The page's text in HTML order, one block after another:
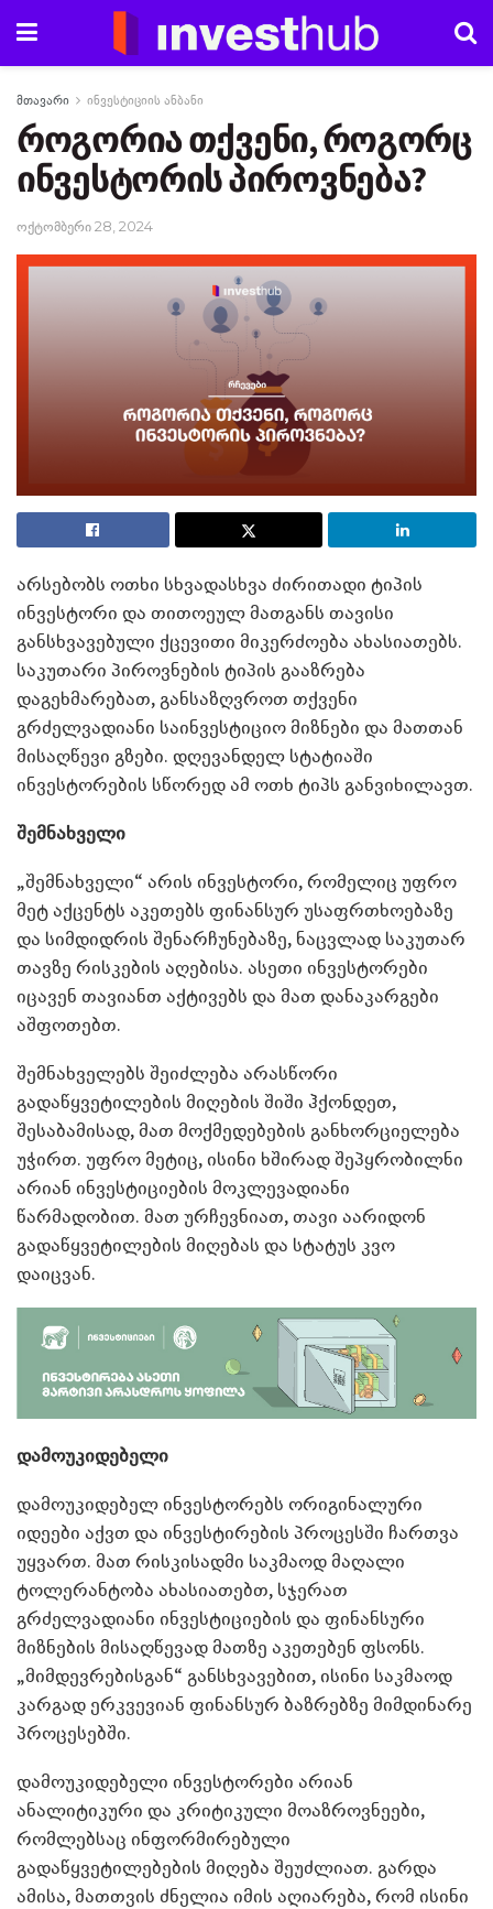
მთავარი ინვესტიციის ანბანი
როგორია თქვენი, როგორც
ინვესტორის პიროვნება?
ოქტომბერი 28, 2024
არსებობს ოთხი სხვადასხვა ძირითადი ტიპის
ინვესტორი და თითოეულ მათგანს თავისი
განსხვავებული ქცევითი მიკერძოება ახასიათებს.
საკუთარი პიროვნების ტიპის გააზრება
დაგეხმარებათ, განსაზღვროთ თქვენი
გრძელვადიანი საინვესტიციო მიზნები და მათთან
მისაღწევი გზები. დღევანდელ სტატიაში
ინვესტორების სწორედ ამ ოთხ ტიპს განვიხილავთ.
შემნახველი
„შემნახველი“ არის ინვესტორი, რომელიც უფრო
მეტ აქცენტს აკეთებს ფინანსურ უსაფრთხოებაზე
და სიმდიდრის შენარჩუნებაზე, ნაცვლად საკუთარ
თავზე რისკების აღებისა. ასეთი ინვესტორები
იცავენ თავიანთ აქტივებს და მათ დანაკარგები
აშფოთებთ.
შემნახველებს შეიძლება არასწორი
გადაწყვეტილების მიღების შიში ჰქონდეთ,
შესაბამისად, მათ მოქმედებების განხორციელება
უჭირთ. უფრო მეტიც, ისინი ხშირად შეპყრობილნი
არიან ინვესტიციების მოკლევადიანი
წარმადობით. მათ ურჩევნიათ, თავი აარიდონ
გადაწყვეტილების მიღებას და სტატუს კვო
დაიცვან.
დამოუკიდებელი
დამოუკიდებელ ინვესტორებს ორიგინალური
იდეები აქვთ და ინვესტირების პროცესში ჩართვა
უყვართ. მათ რისკისადმი საკმაოდ მაღალი
ტოლერანტობა ახასიათებთ, სჯერათ
გრძელვადიანი ინვესტიციების და ფინანსური
მიზნების მისაღწევად მათზე აკეთებენ ფსონს.
„მიმდევრებისგან“ განსხვავებით, ისინი საკმაოდ
კარგად ერკვევიან ფინანსურ ბაზრებზე მიმდინარე
პროცესებში.
დამოუკიდებელი ინვესტორები არიან
ანალიტიკური და კრიტიკული მოაზროვნეები,
რომლებსაც ინფორმირებული
გადაწყვეტილებების მიღება შეუძლიათ. გარდა
ამისა, მათთვის ძნელია იმის აღიარება, რომ ისინი